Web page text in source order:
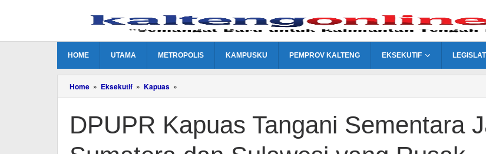
HOME UTAMA METROPOLIS KAMPUSKU PEMPROV KALTENG EKSEKUTIF
Home » Eksekutif » Kapuas »
Kapuas
Sementara
Jalan
Sumatera
dan
DPUPR Kapuas Tangani Sementara